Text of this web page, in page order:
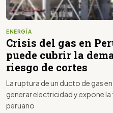
ENERGÍA
Crisis del gas en
puede cubrir la
riesgo de cortes
La ruptura de un ducto de gas
generar electricidad y expone
peruano